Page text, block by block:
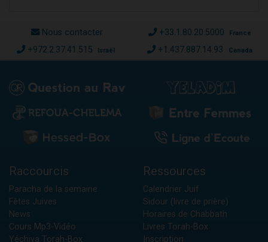
Nous contacter +33.1.80.20.5000 France
+972.2.37.41.515 Israël +1.437.887.14.93 Canada
Raccourcis
Paracha de la semaine
Fêtes Juives
News
Cours Mp3-Vidéo
Yéchiva Torah-Box
Ressources
Calendrier Juif
Sidour (livre de prière)
Horaires de Chabbath
Livres Torah-Box
Inscription